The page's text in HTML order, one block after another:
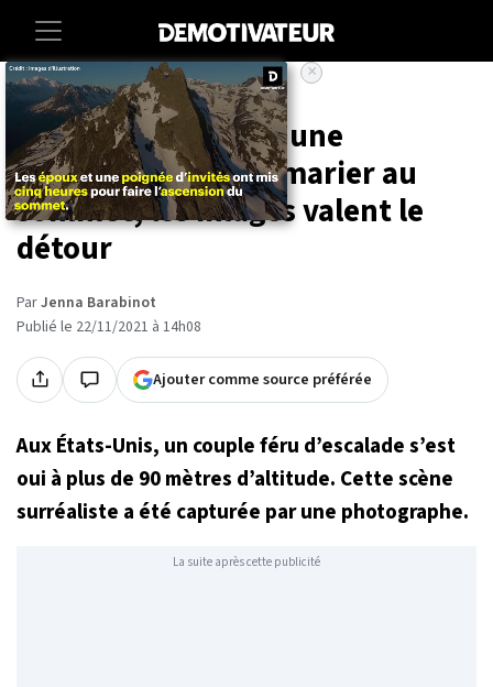
Accueil Societe Insolite
Un couple escalade une
montagne pour se marier au
sommet, les images valent le
détour
ParJenna Barabinot
Publié le 22/11/2021 à 14h08
Ajouter comme source préférée
×
Aux États-Unis, un couple féru d’escalade s’est
oui à plus de 90 mètres d’altitude. Cette scène
surréaliste a été capturée par une photographe.
La suite après cette publicité